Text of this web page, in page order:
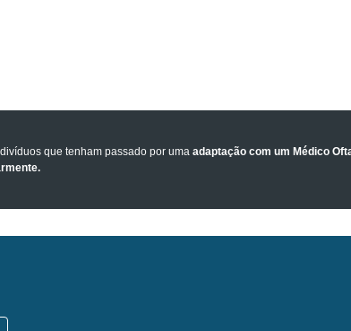
que tenham passado por uma adaptação com um Médico